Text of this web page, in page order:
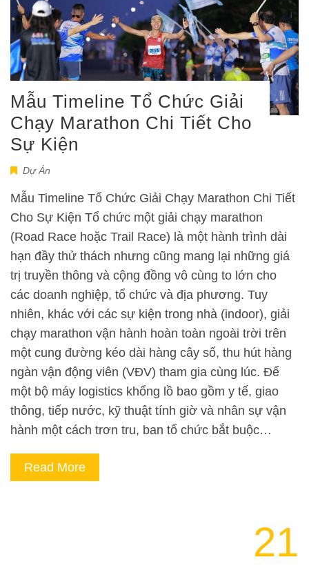
Mẫu Timeline Tổ Chức Giải
Chạy Marathon Chi Tiết Cho
Sự Kiện
Dự Án
Mẫu Timeline Tổ Chức Giải Chạy Marathon Chi Tiết
Cho Sự Kiện Tổ chức một giải chạy marathon
(Road Race hoặc Trail Race) là một hành trình dài
hạn đầy thử thách nhưng cũng mang lại những giá
trị truyền thông và cộng đồng vô cùng to lớn cho
các doanh nghiệp, tổ chức và địa phương. Tuy
nhiên, khác với các sự kiện trong nhà (indoor), giải
chạy marathon vận hành hoàn toàn ngoài trời trên
một cung đường kéo dài hàng cây số, thu hút hàng
ngàn vận động viên (VĐV) tham gia cùng lúc. Để
một bộ máy logistics khổng lồ bao gồm y tế, giao
thông, tiếp nước, kỹ thuật tính giờ và nhân sự vận
hành một cách trơn tru, ban tổ chức bắt buộc…
Read More
21